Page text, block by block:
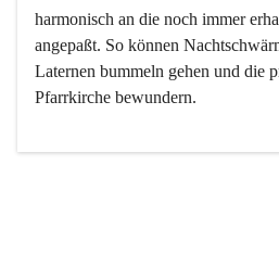
harmonisch an die noch immer
angepaßt. So können
Laternen bummeln gehen und die
Pfarrkirche bewundern.
Der Weinbau dominert heute nicht